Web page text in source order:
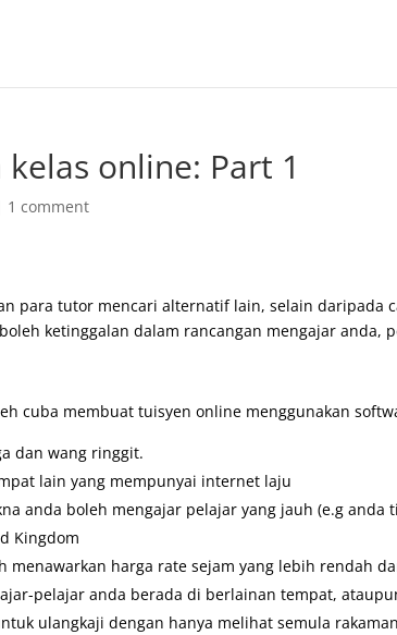
online: Part 1
1 comment
para tutor mencari alternatif lain, selain
ketinggalan dalam rancangan mengajar
cuba membuat tuisyen online menggunakan
dan wang ringgit.
lain yang mempunyai internet laju
anda boleh mengajar pelajar yang jauh (e.g
Kingdom
harga rate sejam yang lebih rendah
pelajar anda berada di berlainan tempat,
ulangkaji dengan hanya melihat semula